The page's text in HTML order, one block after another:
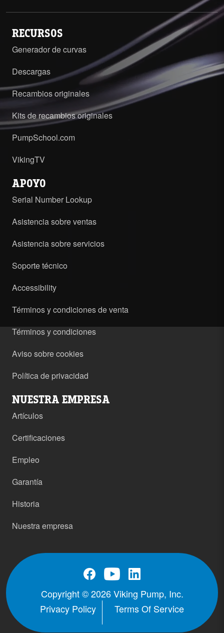
RECURSOS
Generador de curvas
Descargas
Recambios originales
Kits de recambios originales
PumpSchool.com
VikingTV
APOYO
Serial Number Lookup
Asistencia sobre ventas
Asistencia sobre servicios
Soporte técnico
Accessibility
Términos y condiciones de venta
Términos y condiciones
Aviso sobre cookies
Política de privacidad
NUESTRA EMPRESA
Artículos
Certificaciones
Empleo
Garantía
Historia
Nuestra empresa
Copyright © 2026 Viking Pump, Inc.
Privacy Policy
Terms Of Service